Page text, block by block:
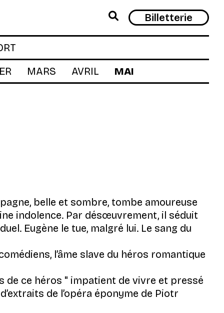
Billetterie
MARS AVRIL MAI
belle et sombre, tombe amoureuse
indolence. Par désœuvrement, il séduit
Eugène le tue, malgré lui. Le sang du
l’âme slave du héros romantique
de ce héros
impatient de vivre et pressé
de l’opéra éponyme de Piotr